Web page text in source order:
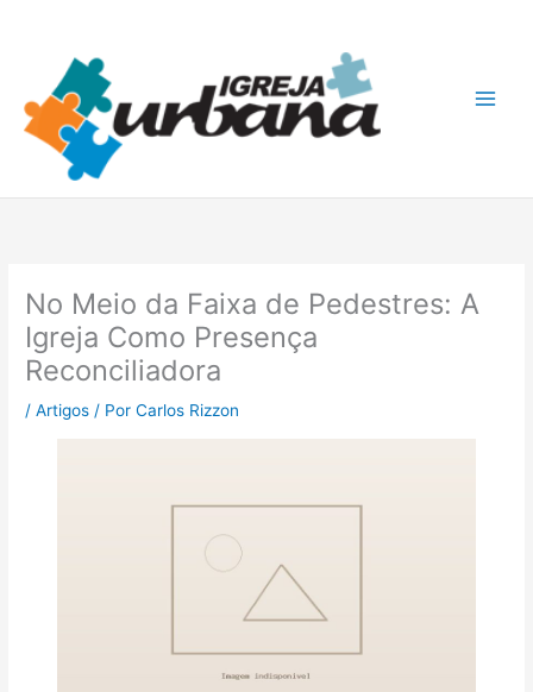
conteúdo
No Meio da Faixa de Pedestres: A
Igreja Como Presença
Reconciliadora
/Artigos / PorCarlos Rizzon
u